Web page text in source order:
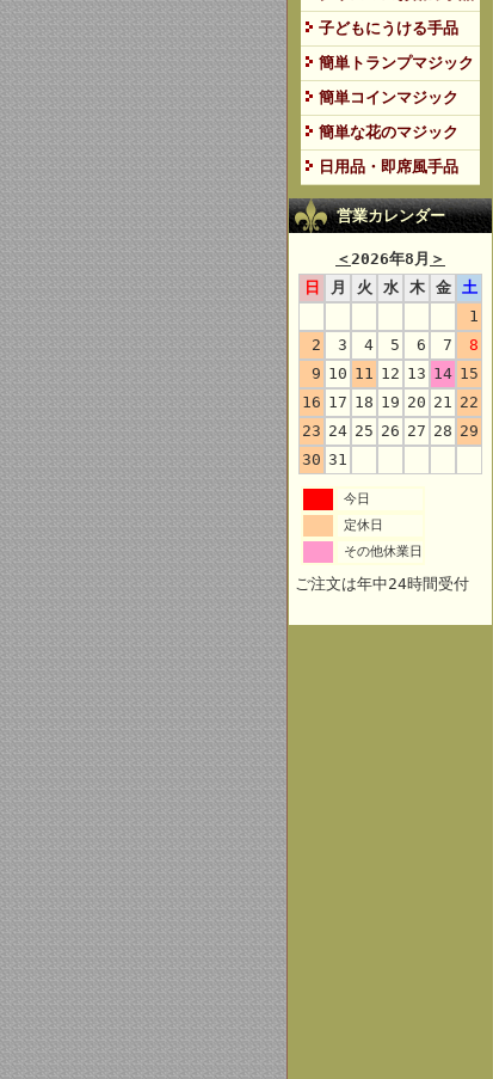
子どもにうける手品
簡単トランプマジック
簡単コインマジック
簡単な花のマジック
日用品・即席風手品
営業カレンダー
＜2026年8月 ＞
日
月 火 水 木 金
土
1
2
3 4 5 6 7
8
9 10 11 12 13 14 15
16 17 18 19 20 21 22
23 24 25 26 27 28 29
30 31
今日
定休日
その他休業日
ご注文は年中24時間受付